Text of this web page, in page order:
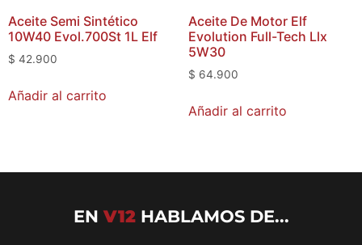
Aceite Semi Sintético
10W40 Evol.700St 1L Elf
$ 42.900
Añadir al carrito
Aceite De Motor Elf
Evolution Full-Tech Llx
5W30
$ 64.900
Añadir al carrito
ENV12HABLAMOS DE...